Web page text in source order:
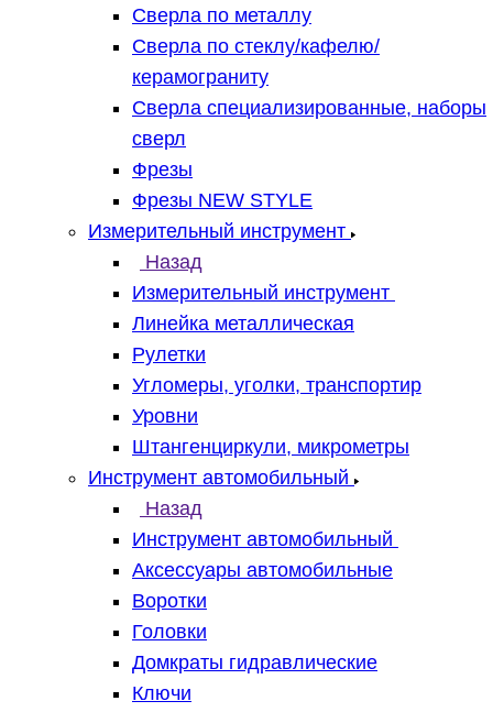
Сверла по металлу
Сверла по стеклу/кафелю/
керамограниту
Сверла специализированные, наборы
сверл
Фрезы
Фрезы NEW STYLE
Измерительный инструмент
Назад
Измерительный инструмент
Линейка металлическая
Рулетки
Угломеры, уголки, транспортир
Уровни
Штангенциркули, микрометры
Инструмент автомобильный
Назад
Инструмент автомобильный
Аксессуары автомобильные
Воротки
Головки
Домкраты гидравлические
Ключи